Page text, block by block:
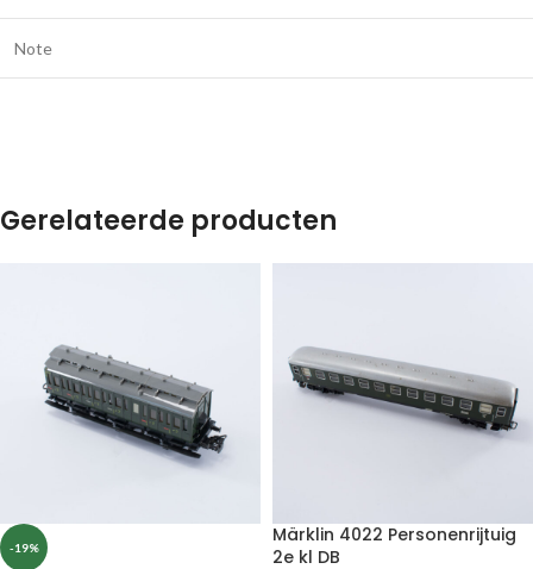
Note
Gerelateerde producten
-19%
Märklin 4022 Personenrijtuig
2e kl DB